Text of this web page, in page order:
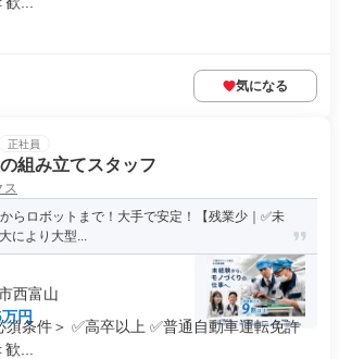
気になる
正社員
組み立てスタッフ
ス
らロボットまで！大手で安定！【残業少｜✅未
により大型...
西富山
円
条件＞ ✅高卒以上 ✅普通自動車運転免許
...